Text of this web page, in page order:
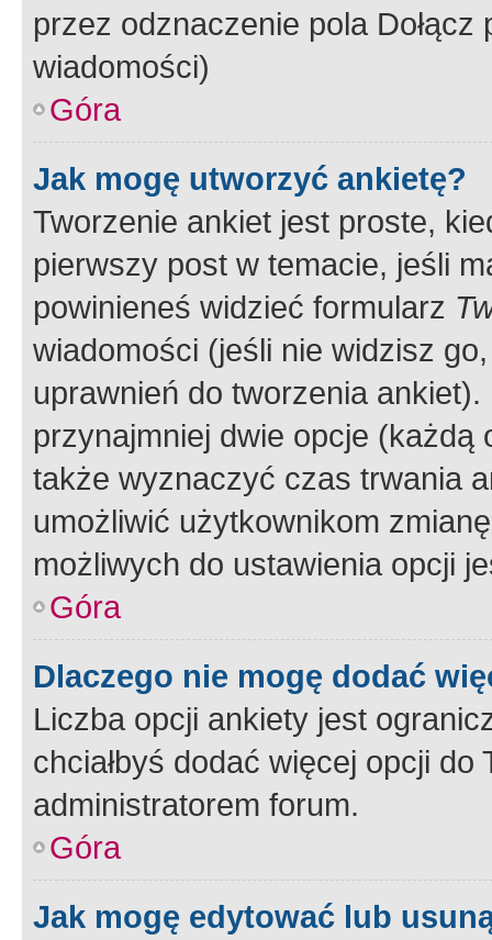
przez odznaczenie pola
wiadomości)
Góra
Jak mogę utworzyć ankietę?
Tworzenie ankiet jest proste,
pierwszy post w temacie, jeśli
powinieneś widzieć formularz
wiadomości (jeśli nie widzisz
uprawnień do tworzenia
przynajmniej dwie opcje
także wyznaczyć czas trwania
umożliwić użytkownikom
możliwych do ustawienia opcji
Góra
Dlaczego nie mogę dodać
Liczba opcji ankiety jest
chciałbyś dodać więcej opcji
administratorem forum.
Góra
Jak mogę edytować lub